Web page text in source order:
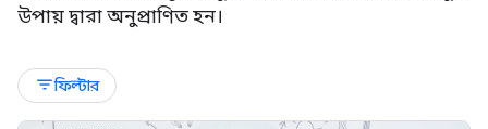
উপায় দ্বারা অনুপ্রাণিত হন।
filter_listফিল্টার